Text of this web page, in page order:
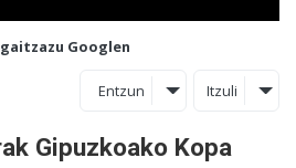
Googlen
Entzun Itzuli
Gipuzkoako Kopa